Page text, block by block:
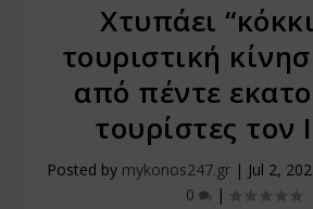
Χτυπάει
τουριστική
από πέντε
τουρίστες τον
Posted by mykonos247.gr| Jul 2,
0
|